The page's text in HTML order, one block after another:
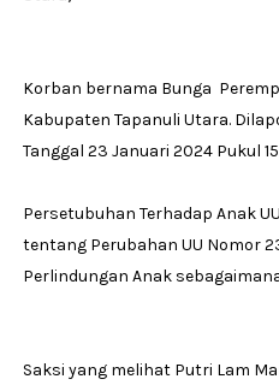
Korban bernama Bunga
Kabupaten Tapanuli Utara.
Tanggal 23 Januari 2024 Pukul
Persetubuhan Terhadap Anak
tentang Perubahan UU Nomor
Perlindungan Anak
Saksi yang melihat Putri Lam